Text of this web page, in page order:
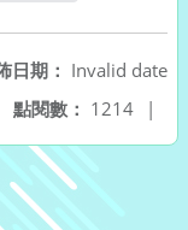
日期： Invalid date
點閱數： 1214 |